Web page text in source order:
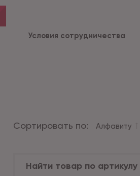
Условия сотрудничества
Сортировать по: Алфавиту